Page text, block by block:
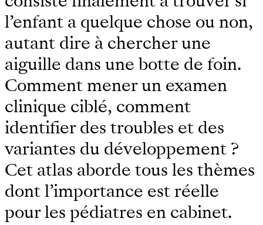
l’enfant a quelque chose ou non,
autant dire à chercher une
aiguille dans une botte de foin.
Comment mener un examen
clinique ciblé, comment
identiﬁer des troubles et des
variantes du développement ?
Cet atlas aborde tous les thèmes
dont l’importance est réelle
pour les pédiatres en cabinet.